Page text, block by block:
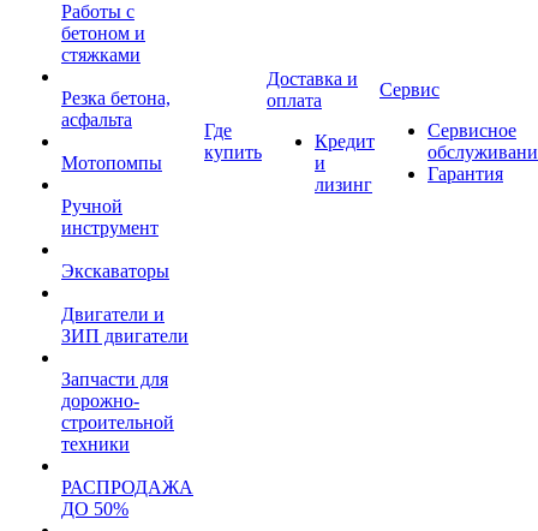
Работы с
бетоном и
стяжками
Резка бетона,
асфальта
Мотопомпы
Ручной
инструмент
Экскаваторы
Двигатели и
ЗИП двигатели
Запчасти для
дорожно-
строительной
техники
РАСПРОДАЖА
ДО 50%
Где
купить
Доставка и
оплата
Кредит
и
лизинг
Сервис
Сервисное
Гарантия